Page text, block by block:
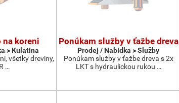
na koreni
> Kulatina
všetky dreviny,
…
Ponúkam služby v ťažbe dreva
Prodej / Nabídka > Služby
Ponúkam služby v ťažbe dreva s 2x
LKT s hydraulickou rukou …